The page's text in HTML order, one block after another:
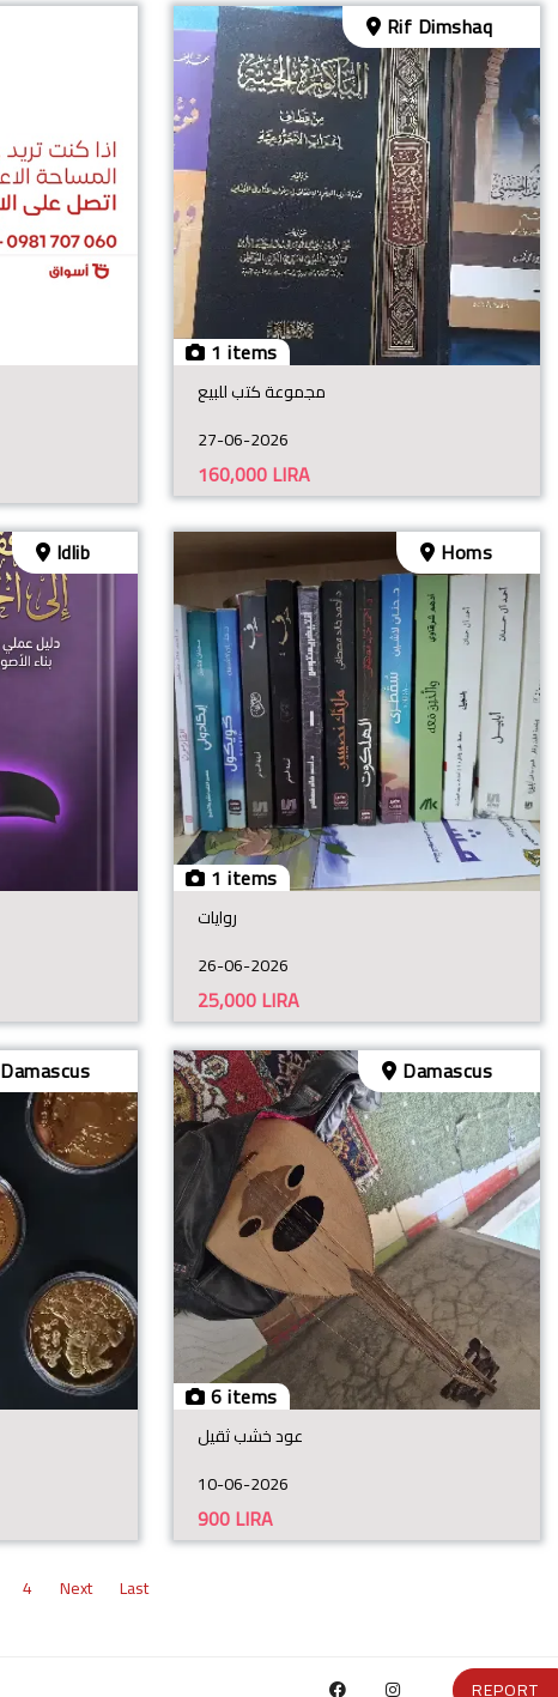
1 items
Rif Dimshaq
مجموعة كتب للبيع
27-06-2026
LIRA
160,000
Idlib
1 items
Homs
روايات
26-06-2026
LIRA
25,000
Damascus
6 items
Damascus
عود خشب ثقيل
10-06-2026
LIRA
900
4 Next Last
REPORT